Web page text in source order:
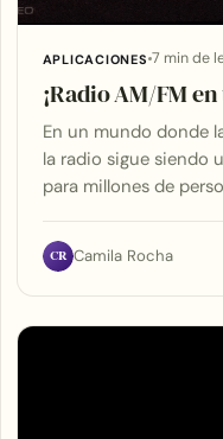
APLICACIONES 7 min de
¡Radio AM/FM
En un mundo donde
la radio sigue siendo
para millones de
CR Camila Rocha